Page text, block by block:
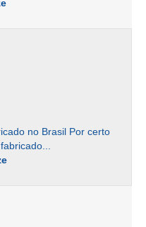
no Brasil Por certo